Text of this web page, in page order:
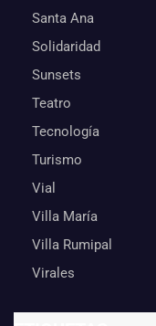
Santa Ana
Solidaridad
Sunsets
Teatro
Tecnología
Turismo
Vial
Villa María
Villa Rumipal
Virales